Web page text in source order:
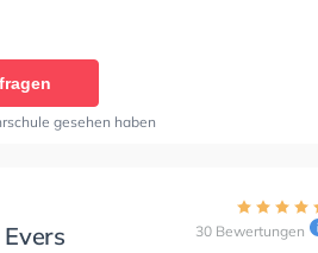
gesehen haben
30 Bewertungen